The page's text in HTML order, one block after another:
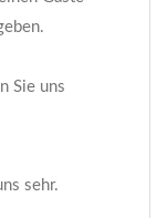
Sie uns
sehr.